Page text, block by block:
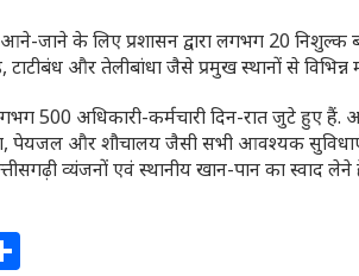
जाने के लिए प्रशासन द्वारा लगभग 20 निशुल्क
और तेलीबांधा जैसे प्रमुख स्थानों से विभिन्न
500 अधिकारी-कर्मचारी दिन-रात जुटे हुए हैं.
पेयजल और शौचालय जैसी सभी आवश्यक
व्यंजनों एवं स्थानीय खान-पान का स्वाद